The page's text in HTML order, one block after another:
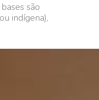
são
indígena),